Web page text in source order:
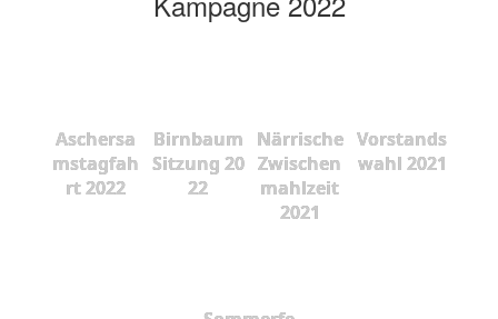
Aschersa
mstagfah
rt 2022
Birnbaum
Sitzung 20
22
Närrische
Zwischen
mahlzeit
2021
Vorstands
wahl 2021